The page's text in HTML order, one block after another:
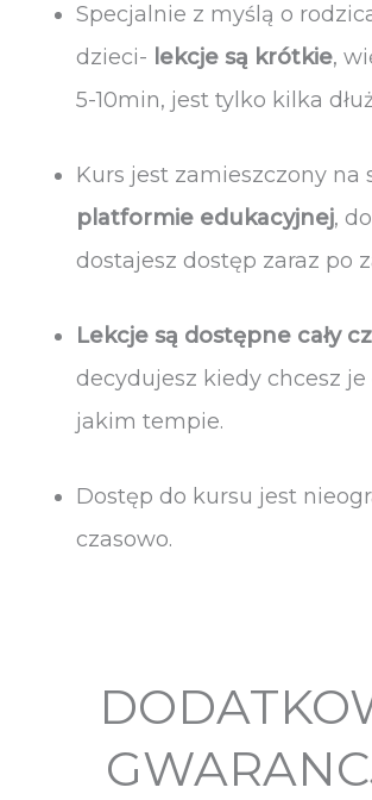
Specjalnie z myślą o
dzieci- lekcje są krótkie,
5-10min, jest tylko kilka
Kurs jest zamieszczony na
platformie edukacyjnej,
dostajesz dostęp zaraz po
Lekcje są dostępne cały
decydujesz kiedy chcesz
jakim tempie.
Dostęp do kursu jest
czasowo.